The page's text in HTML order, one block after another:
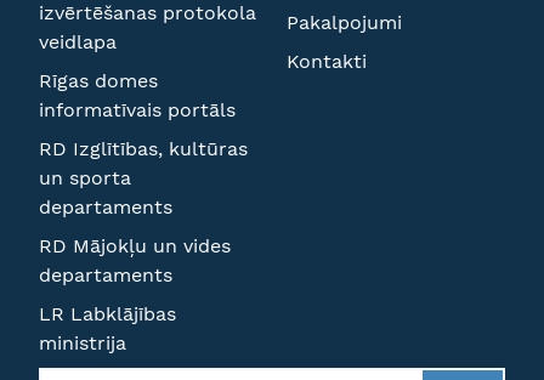
izvērtēšanas protokola
veidlapa
Rīgas domes
informatīvais portāls
RD Izglītības, kultūras
un sporta
departaments
RD Mājokļu un vides
departaments
LR Labklājības
ministrija
Pakalpojumi
Kontakti